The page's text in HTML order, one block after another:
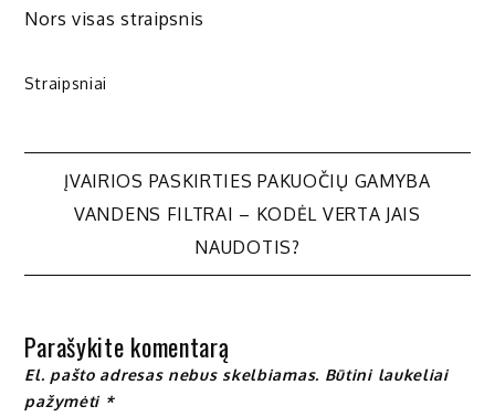
Nors visas straipsnis
Straipsniai
Navigacija
ĮVAIRIOS PASKIRTIES PAKUOČIŲ GAMYBA
VANDENS FILTRAI – KODĖL VERTA JAIS
NAUDOTIS?
Parašykite komentarą
El. pašto adresas nebus skelbiamas. Būtini laukeliai
pažymėti *